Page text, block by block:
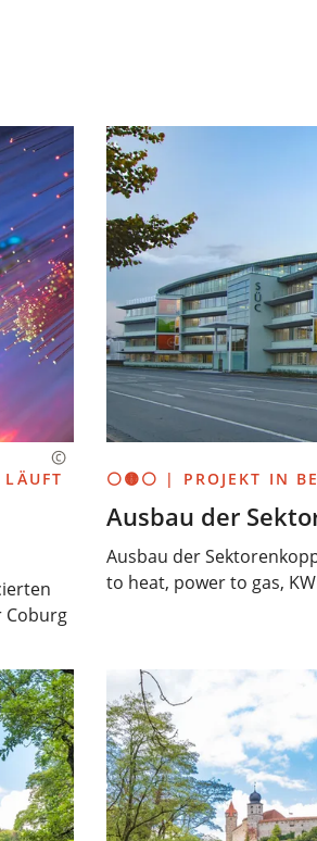
Coburg
⚪🟡⚪ | PROJEKT IN
Ausbau der
Ausbau der
to heat, power to gas,